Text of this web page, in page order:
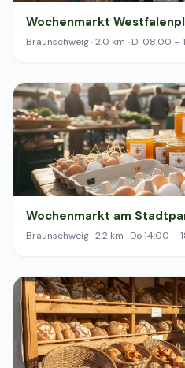
Wochenmarkt
Braunschweig · 2.0 km · Di 08:00
Wochenmarkt am
Braunschweig · 2.2 km · Do 14:00 –